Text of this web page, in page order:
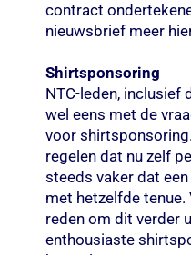
contract
nieuwsbrief meer
Shirtsponsoring
NTC-leden, inclusief
wel eens met de
voor
regelen dat nu zelf
steeds vaker dat
met hetzelfde
reden om dit verder
enthousiaste